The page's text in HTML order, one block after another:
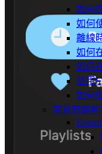
如何
如何
離線
如何
如何
使用
如何
常見問題解